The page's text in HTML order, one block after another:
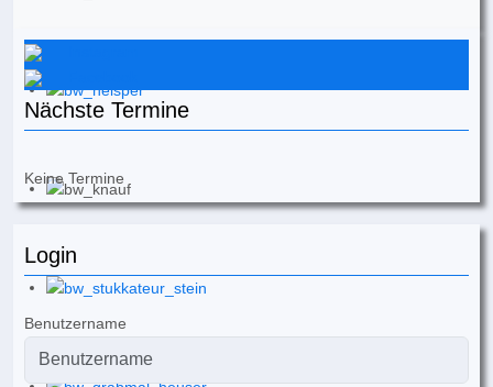
Nächste Termine
Keine Termine
Login
Benutzername